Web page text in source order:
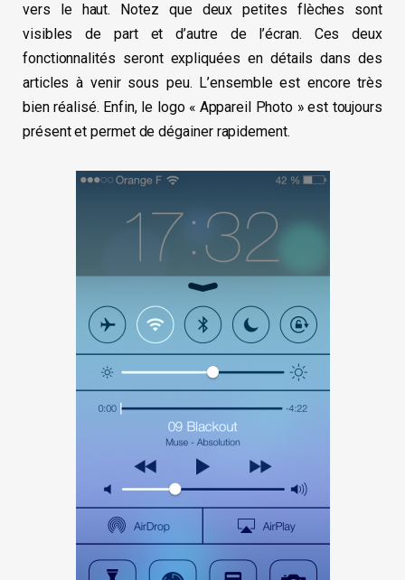
vers le haut. Notez que deux petites flèches sont
visibles de part et d’autre de l’écran. Ces deux
fonctionnalités seront expliquées en détails dans des
articles à venir sous peu. L’ensemble est encore très
bien réalisé. Enfin, le logo « Appareil Photo » est toujours
présent et permet de dégainer rapidement.